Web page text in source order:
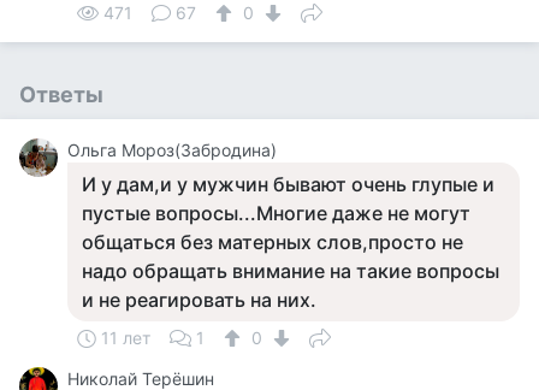
471 67 0
Ответы
Ольга Мороз(Забродина)
И у дам,и у мужчин бывают очень глупые и
пустые вопросы...Многие даже не могут
общаться без матерных слов,просто не
надо обращать внимание на такие вопросы
и не реагировать на них.
11 лет 1
0
Николай Терёшин